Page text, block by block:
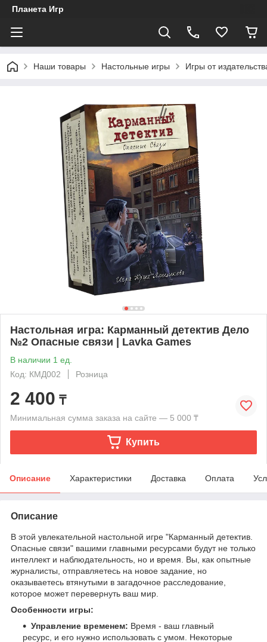
Планета Игр
Наши товары Настольные игры Игры от
Настольная игра: Карманный детектив Дело
№2 Опасные связи | Lavka Games
В наличии 1 ед.
Код: КМД002
Розница
2 400 ₸
Минимальная сумма заказа на сайте — 5 000 ₸
Купить
Описание Характеристики Доставка Оплата
Описание
В этой увлекательной настольной игре "Карманный детектив.
Опасные связи" вашими главными ресурсами будут не только
интеллект и наблюдательность, но и время. Вы, как опытные
журналисты, отправляетесь на новое задание, но
оказываетесь втянутыми в загадочное расследование,
которое может перевернуть ваш мир.
Особенности игры:
Управление временем: Время - ваш главный
ресурс, и его нужно использовать с умом. Некоторые